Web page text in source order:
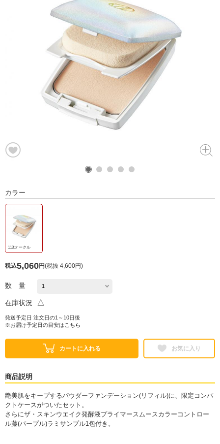
カラー
113:オークル
税込5,060円(税抜 4,600円)
数 量
在庫状況 △
発送予定日 注文日の1～10日後
※お届け予定日の目安は こちら
カートに入れる お気に入り
商品説明
艶美肌をキープするパウダーファンデーション(リフィル)に、限定コンパ
クトケースがついたセット。
さらにザ・スキンウエイク発酵液プライマースムースカラーコントロー
ル藤(パープル)ラミサンプル1包付き。